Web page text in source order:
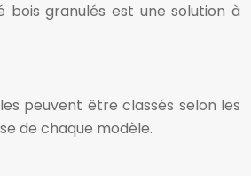
bois granulés est une solution à
peuvent être classés selon les
de chaque modèle.